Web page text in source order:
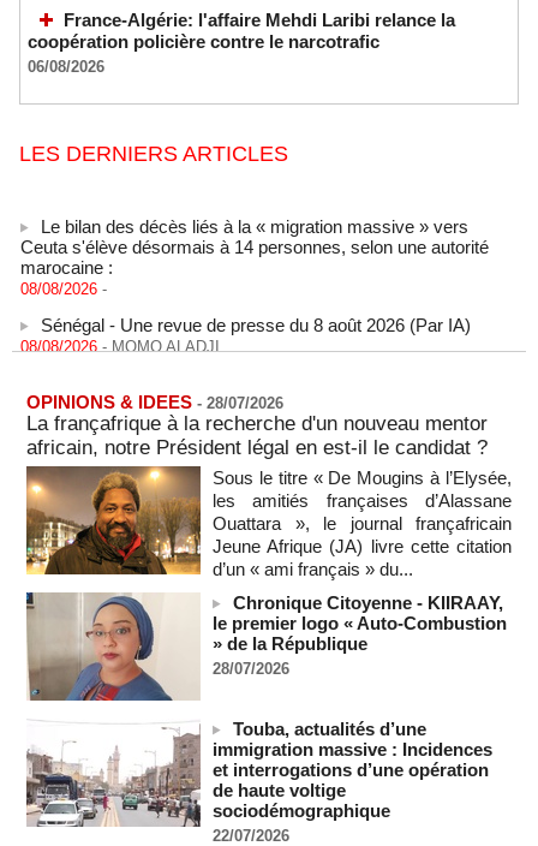
France-Algérie: l'affaire Mehdi Laribi relance la
coopération policière contre le narcotrafic
06/08/2026
LES DERNIERS ARTICLES
Ceuta s'élève désormais à 14 personnes, selon une autorité
marocaine :
08/08/2026 -
08/08/2026 -MOMO ALADJI
08/08/2026 -MOMO ALADJI
A Ceuta, les enfants migrants risquent d'être victimes de
maltraitance et d'exploitation, avertissent des ONG
07/08/2026 -
Les Bourses mondiales touchent des sommets après
l'emploi américain
07/08/2026 -
"Construction de la Grande Côte D'ivoire" : Le Président
Alassane Ouattara appelle à la contribution de toutes les forces
vives de la nation
07/08/2026 -
Polémique à l’Assemblée nationale : Yaël Braun-Pivet se dit
"dépassée" par les critiques concernant le nouveau pavillon
Depuis le « cessez-le-feu » à Gaza, les forces israéliennes
ont tué 300 enfants palestiniens (UNICEF)
07/08/2026 -
OPINIONS & IDEES - 28/07/2026
La françafrique à la recherche d'un nouveau mentor
africain, notre Président légal en est-il le candidat ?
Sous le titre « De Mougins à l’Elysée,
les amitiés françaises d’Alassane
Ouattara », le journal françafricain
Jeune Afrique (JA) livre cette citation
d’un « ami français » du...
Chronique Citoyenne - KIIRAAY,
le premier logo « Auto-Combustion
» de la République
28/07/2026
Touba, actualités d’une
immigration massive : Incidences
et interrogations d’une opération
de haute voltige
sociodémographique
22/07/2026